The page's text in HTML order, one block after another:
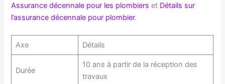
Assurance décennale pour les plombiers et Détails sur
l’assurance décennale pour plombier.
Axe Détails
Durée
10 ans à partir de la réception des
travaux